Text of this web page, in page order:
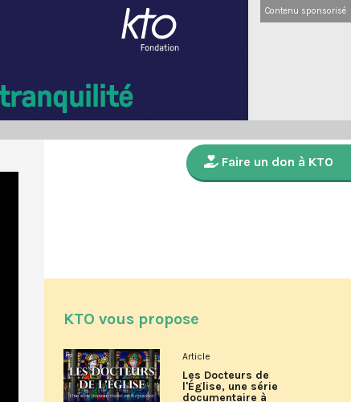
Contenu sponsorisé
Faire un don à KTO
KTO vous propose
Article
Les Docteurs de
l'Église, une série
documentaire à